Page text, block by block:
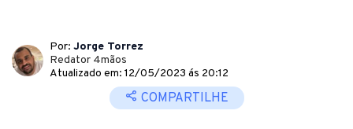
Por: Jorge Torrez
Redator 4mãos
Atualizado em: 12/05/2023 ás 20:12
COMPARTILHE